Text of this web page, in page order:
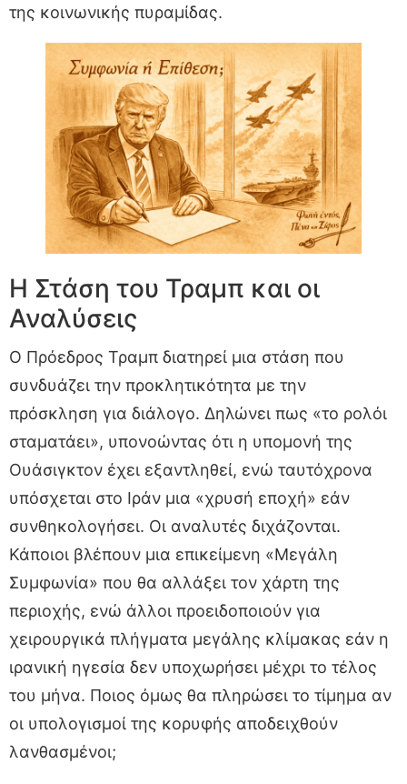
της κοινωνικής πυραμίδας.
Η Στάση του Τραμπ και οι
Αναλύσεις
Ο Πρόεδρος Τραμπ διατηρεί μια στάση που
συνδυάζει την προκλητικότητα με την
πρόσκληση για διάλογο. Δηλώνει πως «το ρολόι
σταματάει», υπονοώντας ότι η υπομονή της
Ουάσιγκτον έχει εξαντληθεί, ενώ ταυτόχρονα
υπόσχεται στο Ιράν μια «χρυσή εποχή» εάν
συνθηκολογήσει. Οι αναλυτές διχάζονται.
Κάποιοι βλέπουν μια επικείμενη «Μεγάλη
Συμφωνία» που θα αλλάξει τον χάρτη της
περιοχής, ενώ άλλοι προειδοποιούν για
χειρουργικά πλήγματα μεγάλης κλίμακας εάν η
ιρανική ηγεσία δεν υποχωρήσει μέχρι το τέλος
του μήνα. Ποιος όμως θα πληρώσει το τίμημα αν
οι υπολογισμοί της κορυφής αποδειχθούν
λανθασμένοι;